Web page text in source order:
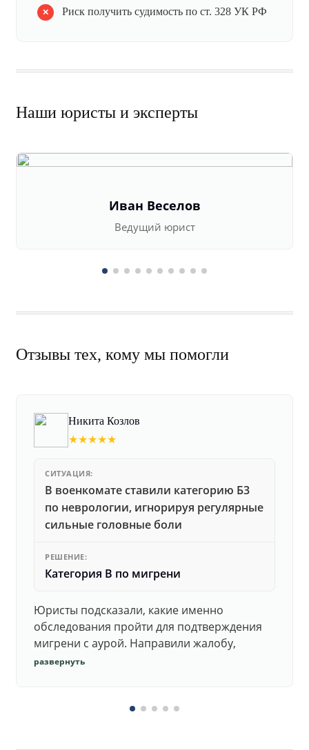
Риск получить судимость по ст. 328 УК РФ
Наши юристы и эксперты
Иван Веселов
Ведущий юрист
Отзывы тех, кому мы помогли
Никита Козлов
★★★★★
СИТУАЦИЯ:
В военкомате ставили категорию Б3
по неврологии, игнорируя регулярные
сильные головные боли
РЕШЕНИЕ:
Категория В по мигрени
Юристы подсказали, какие именно
обследования пройти для подтверждения
мигрени с аурой. Направили жалобу,
добились повторного осмотра и списания в
развернуть